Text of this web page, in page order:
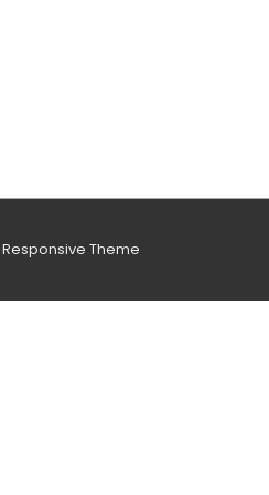
Responsive Theme